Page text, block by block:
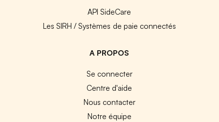
API SideCare
Les SIRH / Systèmes de paie connectés
A PROPOS
Se connecter
Centre d'aide
Nous contacter
Notre équipe